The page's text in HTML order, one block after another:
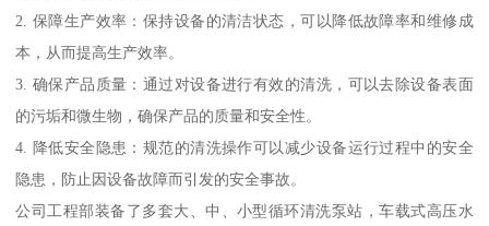
2. 保障生产效率：保持设备的清洁状态，可以降低故障率和维修成
本，从而提高生产效率。
3. 确保产品质量：通过对设备进行有效的清洗，可以去除设备表面
的污垢和微生物，确保产品的质量和安全性。
4. 降低安全隐患：规范的清洗操作可以减少设备运行过程中的安全
隐患，防止因设备故障而引发的安全事故。
公司工程部装备了多套大、中、小型循环清洗泵站，车载式高压水